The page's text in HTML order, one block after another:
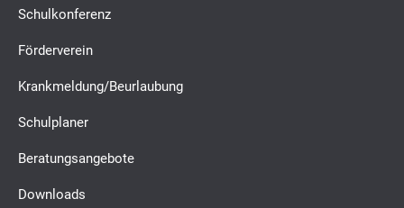
Schulkonferenz
Förderverein
Krankmeldung/Beurlaubung
Schulplaner
Beratungsangebote
Downloads